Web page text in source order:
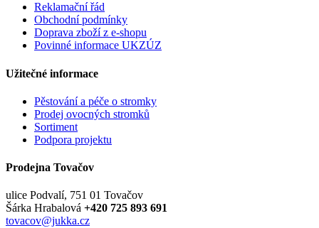
Reklamační řád
Obchodní podmínky
Doprava zboží z e-shopu
Povinné informace UKZÚZ
Užitečné informace
Pěstování a péče o stromky
Prodej ovocných stromků
Sortiment
Podpora projektu
Prodejna Tovačov
ulice Podvalí, 751 01 Tovačov
Šárka Hrabalová +420 725 893 691
tovacov@jukka.cz